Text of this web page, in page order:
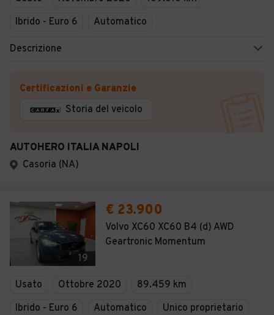
Ibrido - Euro 6
Automatico
Descrizione
Certificazioni e Garanzie
Storia del veicolo
AUTOHERO ITALIA NAPOLI
Casoria (NA)
19
€ 23.900
Volvo XC60 XC60 B4 (d) AWD
Geartronic Momentum
Usato Ottobre 2020
89.459 km
Ibrido - Euro 6
Automatico Unico proprietario